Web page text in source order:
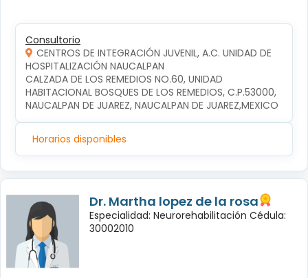
Consultorio
CENTROS DE INTEGRACIÓN JUVENIL, A.C. UNIDAD DE
HOSPITALIZACIÓN NAUCALPAN
CALZADA DE LOS REMEDIOS NO.60, UNIDAD
HABITACIONAL BOSQUES DE LOS REMEDIOS, C.P.53000,
NAUCALPAN DE JUAREZ, NAUCALPAN DE JUAREZ,MEXICO
Horarios disponibles
Dr. Martha lopez de la rosa
Especialidad: Neurorehabilitación Cédula:
30002010